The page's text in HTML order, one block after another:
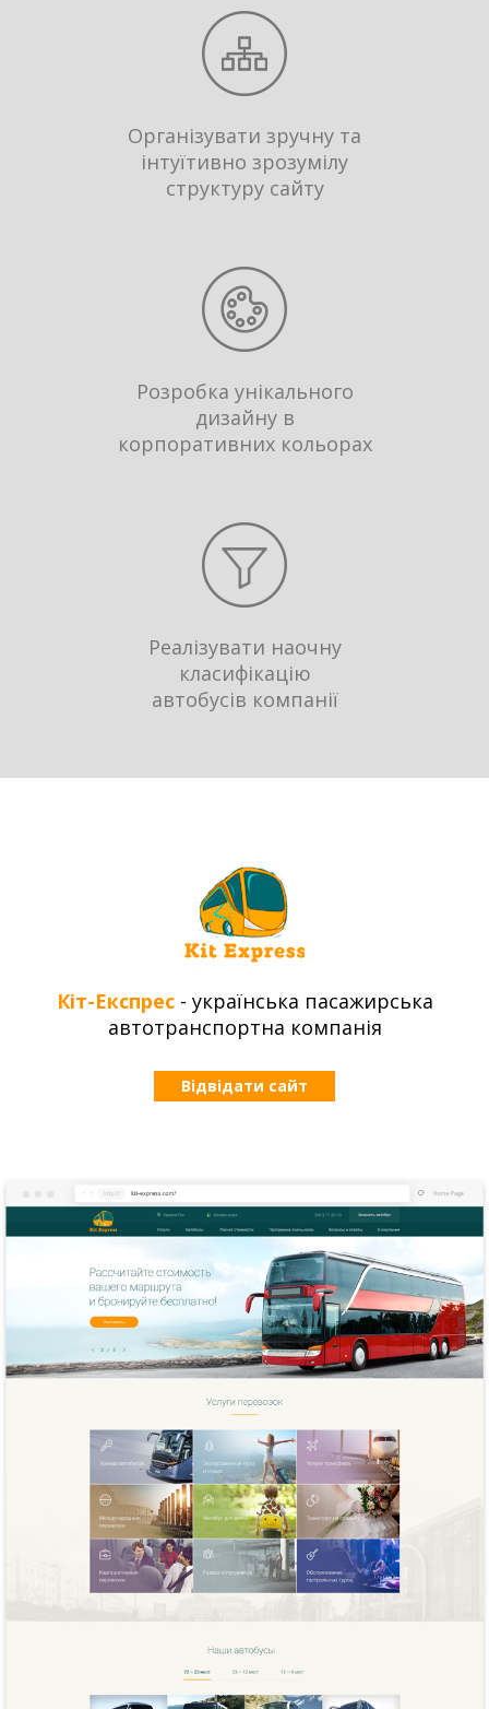
Організувати зручну та
інтуїтивно зрозумілу
структуру сайту
Розробка унікального
дизайну в
корпоративних кольорах
Реалізувати наочну
класифікацію
автобусів компанії
Кіт-Експрес- українська пасажирська
автотранспортна компанія
Відвідати сайт